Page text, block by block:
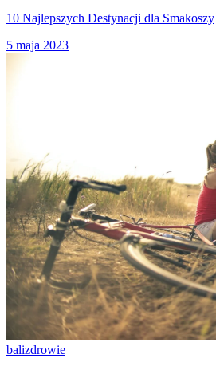
10 Najlepszych Destynacji dla Smakoszy
5 maja 2023
balizdrowie